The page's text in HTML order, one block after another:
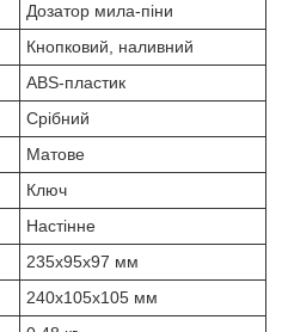
Дозатор мила-піни
Кнопковий, наливний
ABS-пластик
Срібний
Матове
Ключ
Настінне
235х95х97 мм
240х105х105 мм